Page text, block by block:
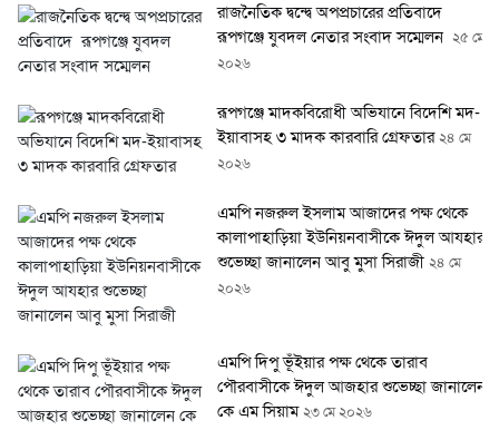
রাজনৈতিক দ্বন্দ্বে অপপ্রচারের প্রতিবাদে
‎রূপগঞ্জে যুবদল নেতার সংবাদ সম্মেলন ‎২৫ মে
২০২৬
রূপগঞ্জে মাদকবিরোধী অভিযানে বিদেশি মদ-
ইয়াবাসহ ৩ মাদক কারবারি গ্রেফতার২৪ মে
২০২৬
এমপি নজরুল ইসলাম আজাদের পক্ষ থেকে
কালাপাহাড়িয়া ইউনিয়নবাসীকে ঈদুল আযহার
শুভেচ্ছা জানালেন আবু মুসা সিরাজী২৪ মে
২০২৬
এমপি দিপু ভূঁইয়ার পক্ষ থেকে তারাব
পৌরবাসীকে ঈদুল আজহার শুভেচ্ছা জানালেন
কে এম সিয়াম২৩ মে ২০২৬